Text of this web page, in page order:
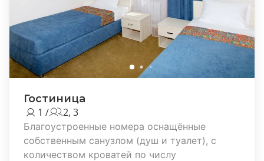
Гостиница
1 /
2, 3
Благоустроенные номера оснащённые
собственным санузлом (душ и туалет), с
количеством кроватей по числу